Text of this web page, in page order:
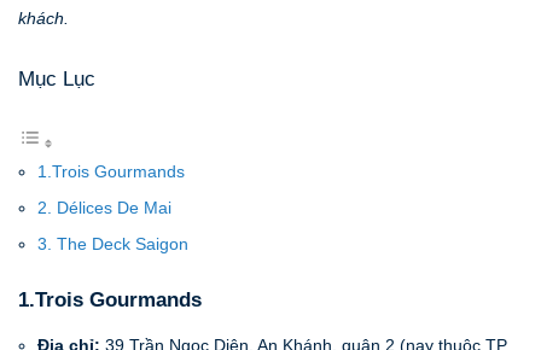
khách.
Mục Lục
1.Trois Gourmands
2. Délices De Mai
3. The Deck Saigon
1.Trois Gourmands
Địa chỉ: 39 Trần Ngọc Diện, An Khánh, quận 2 (nay thuộc TP